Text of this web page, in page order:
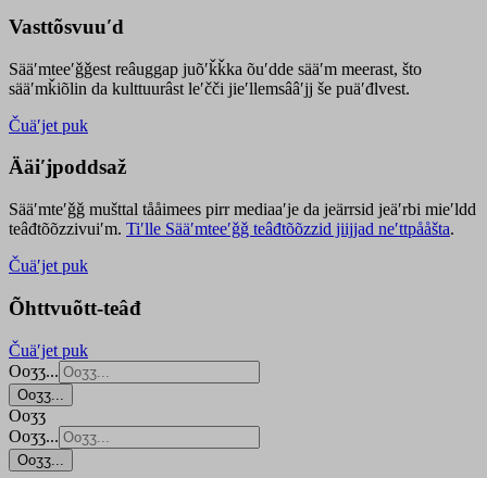
Vasttõsvuuʹd
Sääʹmteeʹǧǧest reâuggap juõʹǩǩka õuʹdde sääʹm meerast, što
sääʹmǩiõlin da kulttuurâst leʹčči jieʹllemsââʹjj še puäʹđlvest.
Čuäʹjet puk
Ääiʹjpoddsaž
Sääʹmteʹǧǧ mušttal tååimees pirr mediaaʹje da jeärrsid jeäʹrbi mieʹldd
teâđtõõzzivuiʹm. Tiʹlle Sääʹmteeʹǧǧ teâđtõõzzid jiijjad neʹttpååšta.
Čuäʹjet puk
Õhttvuõtt-teâđ
Čuäʹjet puk
Ooʒʒ...
Ooʒʒ...
Ooʒʒ
Ooʒʒ...
Ooʒʒ...